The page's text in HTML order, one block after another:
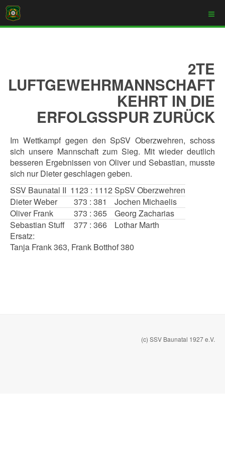
2TE
LUFTGEWEHRMANNSCHAFT
KEHRT IN DIE
ERFOLGSSPUR ZURÜCK
Im Wettkampf gegen den SpSV Oberzwehren, schoss
sich unsere Mannschaft zum Sieg. Mit wieder deutlich
besseren Ergebnissen von Oliver und Sebastian, musste
sich nur Dieter geschlagen geben.
SSV Baunatal II 1123 : 1112 SpSV Oberzwehren
Dieter Weber
373 : 381
Jochen Michaelis
Oliver Frank
373 : 365
Georg Zacharias
Sebastian Stuff
377 : 366
Lothar Marth
Ersatz:
Tanja Frank 363, Frank Botthof 380
(c) SSV Baunatal 1927 e.V.